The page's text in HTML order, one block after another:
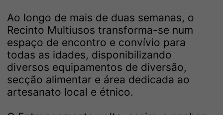
Ao longo de mais de duas semanas, o
Recinto Multiusos transforma-se num
espaço de encontro e convívio para
todas as idades, disponibilizando
diversos equipamentos de diversão,
secção alimentar e área dedicada ao
artesanato local e étnico.